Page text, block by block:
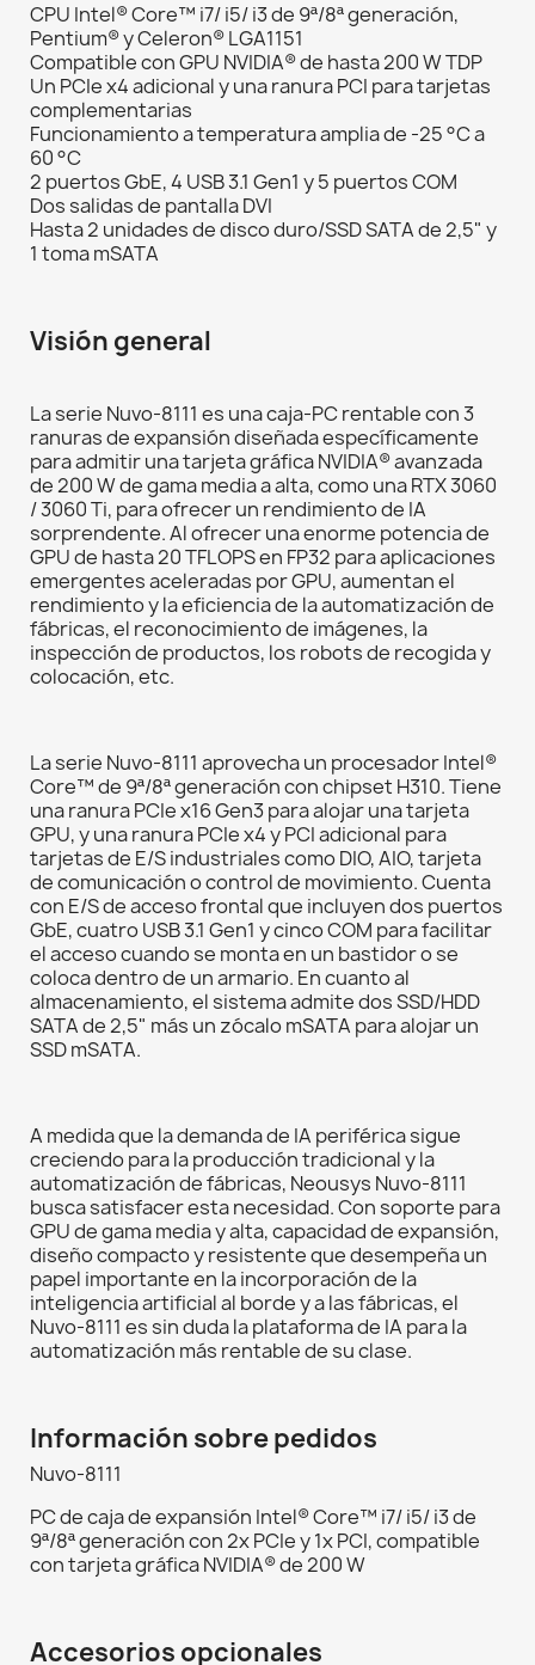
CPU Intel® Core™ i7/ i5/ i3 de 9ª/8ª generación,
Pentium® y Celeron® LGA1151
Compatible con GPU NVIDIA® de hasta 200 W TDP
Un PCIe x4 adicional y una ranura PCI para tarjetas
complementarias
Funcionamiento a temperatura amplia de -25 °C a
60 °C
2 puertos GbE, 4 USB 3.1 Gen1 y 5 puertos COM
Dos salidas de pantalla DVI
Hasta 2 unidades de disco duro/SSD SATA de 2,5" y
1 toma mSATA
Visión general
La serie Nuvo-8111 es una caja-PC rentable con 3
ranuras de expansión diseñada específicamente
para admitir una tarjeta gráfica NVIDIA® avanzada
de 200 W de gama media a alta, como una RTX 3060
/ 3060 Ti, para ofrecer un rendimiento de IA
sorprendente. Al ofrecer una enorme potencia de
GPU de hasta 20 TFLOPS en FP32 para aplicaciones
emergentes aceleradas por GPU, aumentan el
rendimiento y la eficiencia de la automatización de
fábricas, el reconocimiento de imágenes, la
inspección de productos, los robots de recogida y
colocación, etc.
La serie Nuvo-8111 aprovecha un procesador Intel®
Core™ de 9ª/8ª generación con chipset H310. Tiene
una ranura PCIe x16 Gen3 para alojar una tarjeta
GPU, y una ranura PCIe x4 y PCI adicional para
tarjetas de E/S industriales como DIO, AIO, tarjeta
de comunicación o control de movimiento. Cuenta
con E/S de acceso frontal que incluyen dos puertos
GbE, cuatro USB 3.1 Gen1 y cinco COM para facilitar
el acceso cuando se monta en un bastidor o se
coloca dentro de un armario. En cuanto al
almacenamiento, el sistema admite dos SSD/HDD
SATA de 2,5" más un zócalo mSATA para alojar un
SSD mSATA.
A medida que la demanda de IA periférica sigue
creciendo para la producción tradicional y la
automatización de fábricas, Neousys Nuvo-8111
busca satisfacer esta necesidad. Con soporte para
GPU de gama media y alta, capacidad de expansión,
diseño compacto y resistente que desempeña un
papel importante en la incorporación de la
inteligencia artificial al borde y a las fábricas, el
Nuvo-8111 es sin duda la plataforma de IA para la
automatización más rentable de su clase.
Información sobre pedidos
Nuvo-8111
PC de caja de expansión Intel® Core™ i7/ i5/ i3 de
9ª/8ª generación con 2x PCIe y 1x PCI, compatible
con tarjeta gráfica NVIDIA® de 200 W
Accesorios opcionales